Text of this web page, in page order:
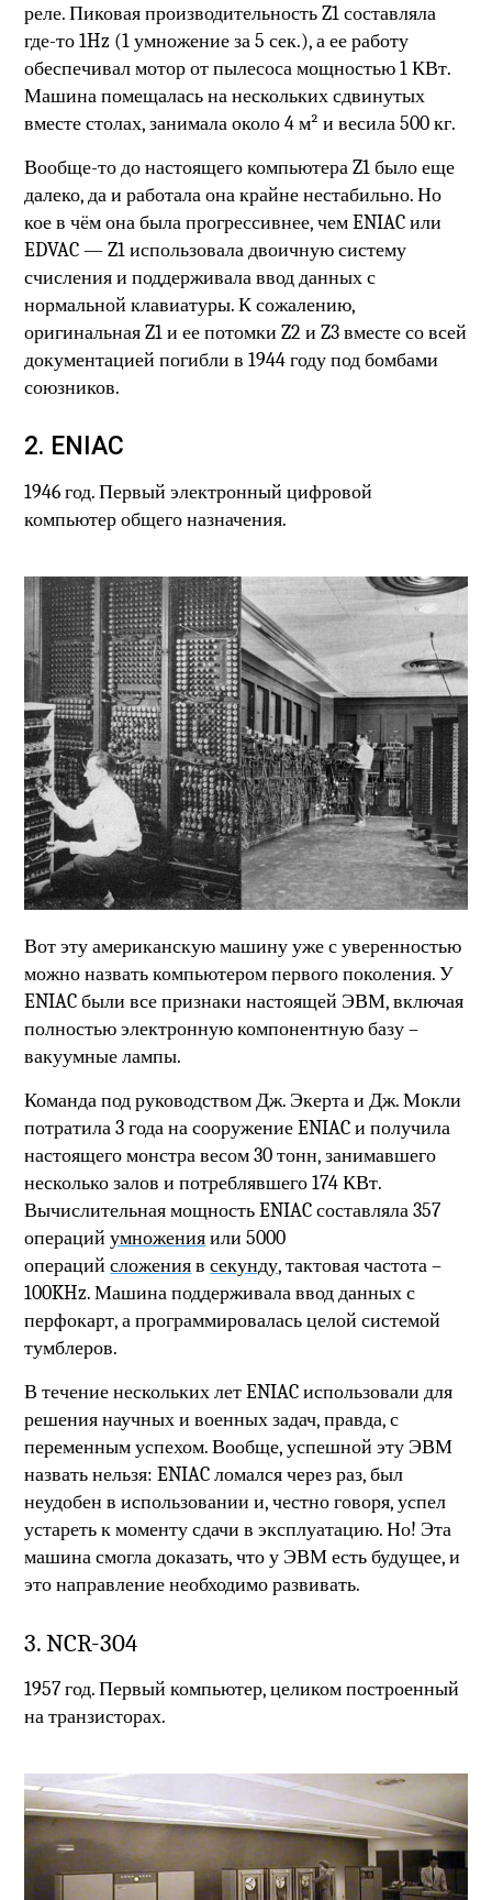
реле. Пиковая производительность Z1 составляла
где-то 1Hz (1 умножение за 5 сек.), а ее работу
обеспечивал мотор от пылесоса мощностью 1 КВт.
Машина помещалась на нескольких сдвинутых
вместе столах, занимала около 4 м² и весила 500 кг.
Вообще-то до настоящего компьютера Z1 было еще
далеко, да и работала она крайне нестабильно. Но
кое в чём она была прогрессивнее, чем ENIAC или
EDVAC — Z1 использовала двоичную систему
счисления и поддерживала ввод данных с
нормальной клавиатуры. К сожалению,
оригинальная Z1 и ее потомки Z2 и Z3 вместе со всей
документацией погибли в 1944 году под бомбами
союзников.
2. ENIAC
1946 год. Первый электронный цифровой
компьютер общего назначения.
Вот эту американскую машину уже с уверенностью
можно назвать компьютером первого поколения. У
ENIAC были все признаки настоящей ЭВМ, включая
полностью электронную компонентную базу –
вакуумные лампы.
Команда под руководством Дж. Экерта и Дж. Мокли
потратила 3 года на сооружениеENIACи получила
настоящего монстра весом 30 тонн, занимавшего
несколько залов и потреблявшего 174 КВт.
Вычислительная мощностьENIACсоставляла 357
операций умножения или 5000
операций сложения в секунду, тактовая частота –
100KHz. Машина поддерживала ввод данных с
перфокарт, а программировалась целой системой
тумблеров.
В течение нескольких лет ENIAC использовали для
решения научных и военных задач, правда, с
переменным успехом. Вообще, успешной эту ЭВМ
назвать нельзя: ENIAC ломался через раз, был
неудобен в использовании и, честно говоря, успел
устареть к моменту сдачи в эксплуатацию. Но! Эта
машина смогла доказать, что у ЭВМ есть будущее, и
это направление необходимо развивать.
3. NCR-304
1957 год. Первый компьютер, целиком построенный
на транзисторах.